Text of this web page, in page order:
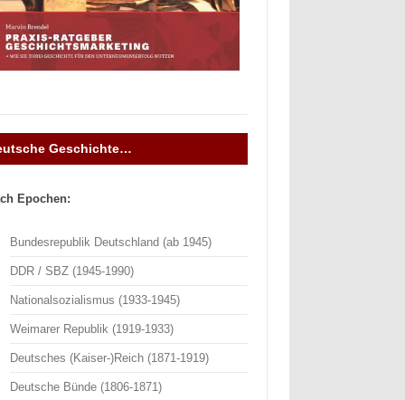
Geschichte…
Epochen:
Bundesrepublik Deutschland (ab 1945)
DDR / SBZ (1945-1990)
Nationalsozialismus (1933-1945)
Weimarer Republik (1919-1933)
Deutsches (Kaiser-)Reich (1871-1919)
Deutsche Bünde (1806-1871)